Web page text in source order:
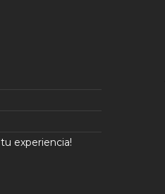
experiencia!